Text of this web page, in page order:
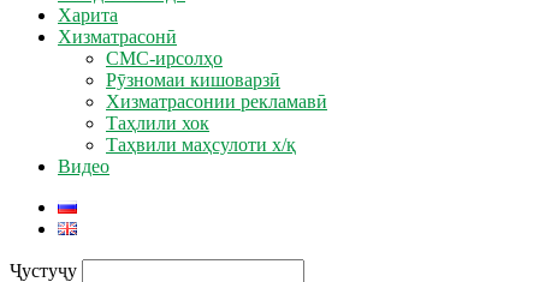
Харита
Хизматрасонӣ
СМС-ирсолҳо
Рӯзномаи кишоварзӣ
Хизматрасонии рекламавӣ
Таҳлили хок
Таҳвили маҳсулоти х/қ
Видео
Ҷустуҷу